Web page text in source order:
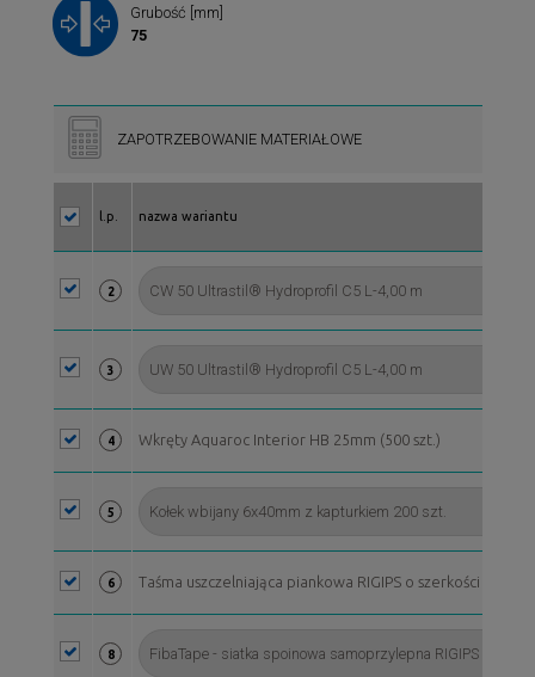
Grubość [mm]
75
ZAPOTRZEBOWANIE MATERIAŁOWE
l.p. nazwa wariantu
2
3
4 Wkręty Aquaroc Interior HB 25mm (500 szt.)
5
6 Taśma uszczelniająca piankowa RIGIPS o szerkości 50
8